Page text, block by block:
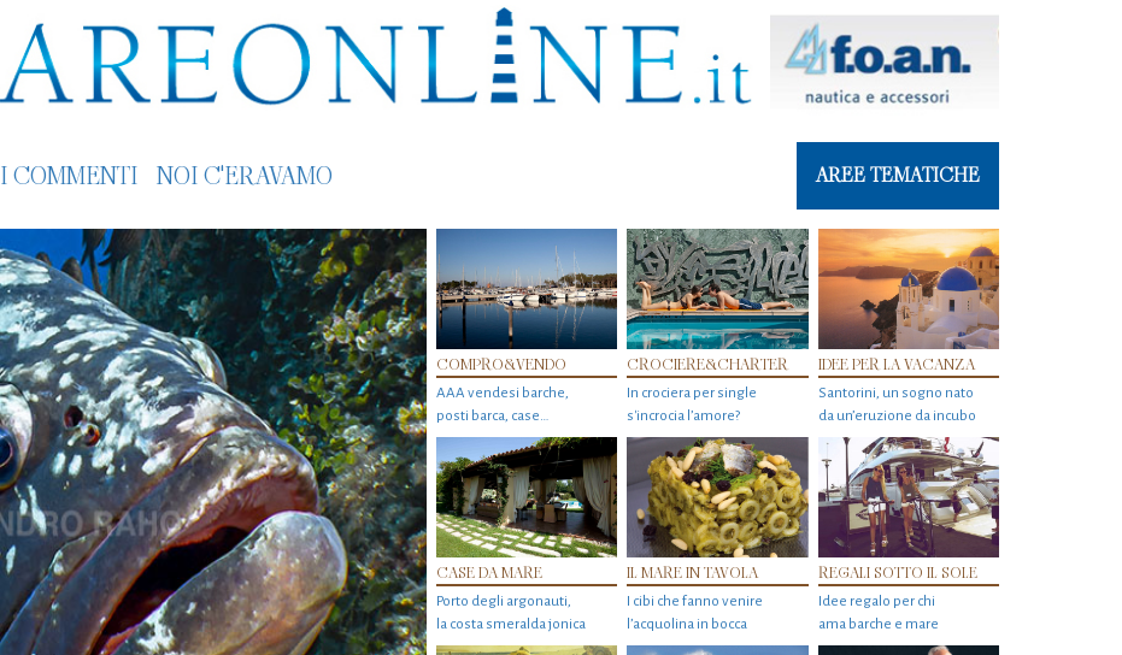
I COMMENTI NOI C'ERAVAMO AREE TEMATICHE
COMPRO&VENDO
AAA vendesi barche,
posti barca, case…
CROCIERE&CHARTER
In crociera per single
s'incrocia l’amore?
IDEE PER LA VACANZA
Santorini, un sogno nato
da un’eruzione da incubo
CASE DA MARE
Porto degli argonauti,
la costa smeralda jonica
IL MARE IN TAVOLA
I cibi che fanno venire
l’acquolina in bocca
REGALI SOTTO IL SOLE
Idee regalo per chi
ama barche e mare